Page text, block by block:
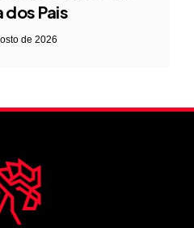
dos Pais
de 2026